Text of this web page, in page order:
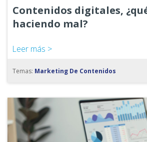
Contenidos digitales,
haciendo mal?
Leer más >
Temas: Marketing De Contenidos